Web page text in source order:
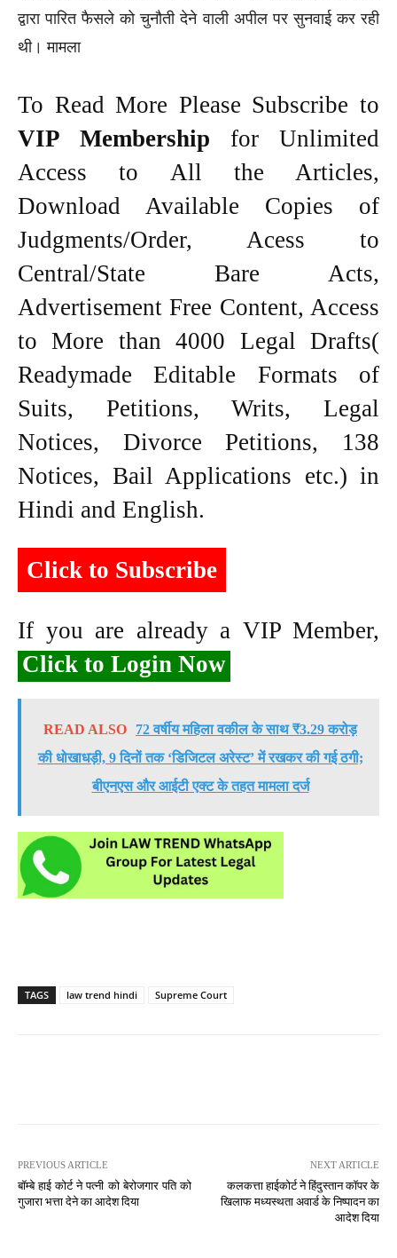
द्वारा पारित फैसले को चुनौती देने वाली अपील पर सुनवाई कर रही
थी। मामला
To Read More Please Subscribe to
VIP Membership for Unlimited
Access to All the Articles,
Download Available Copies of
Judgments/Order, Acess to
Central/State Bare Acts,
Advertisement Free Content, Access
to More than 4000 Legal Drafts(
Readymade Editable Formats of
Suits, Petitions, Writs, Legal
Notices, Divorce Petitions, 138
Notices, Bail Applications etc.) in
Hindi and English.
Click to Subscribe
If you are already a VIP Member,
Click to Login Now
READ ALSO
72 वर्षीय महिला वकील के साथ ₹3.29 करोड़
की धोखाधड़ी, 9 दिनों तक ‘डिजिटल अरेस्ट’ में रखकर की गई ठगी;
बीएनएस और आईटी एक्ट के तहत मामला दर्ज
TAGS law trend hindi Supreme Court
PREVIOUS ARTICLE
बॉम्बे हाई कोर्ट ने पत्नी को बेरोजगार पति को
गुजारा भत्ता देने का आदेश दिया
NEXT ARTICLE
कलकत्ता हाईकोर्ट ने हिंदुस्तान कॉपर के
खिलाफ मध्यस्थता अवार्ड के निष्पादन का
आदेश दिया